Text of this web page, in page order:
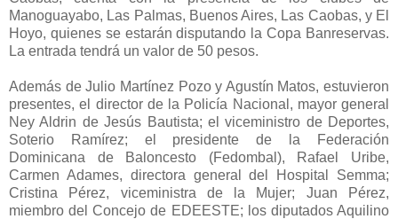
Manoguayabo, Las Palmas, Buenos Aires, Las Caobas, y El
Hoyo, quienes se estarán disputando la Copa Banreservas.
La entrada tendrá un valor de 50 pesos.
Además de Julio Martínez Pozo y Agustín Matos, estuvieron
presentes, el director de la Policía Nacional, mayor general
Ney Aldrin de Jesús Bautista; el viceministro de Deportes,
Soterio Ramírez; el presidente de la Federación
Dominicana de Baloncesto (Fedombal), Rafael Uribe,
Carmen Adames, directora general del Hospital Semma;
Cristina Pérez, viceministra de la Mujer; Juan Pérez,
miembro del Concejo de EDEESTE; los diputados Aquilino